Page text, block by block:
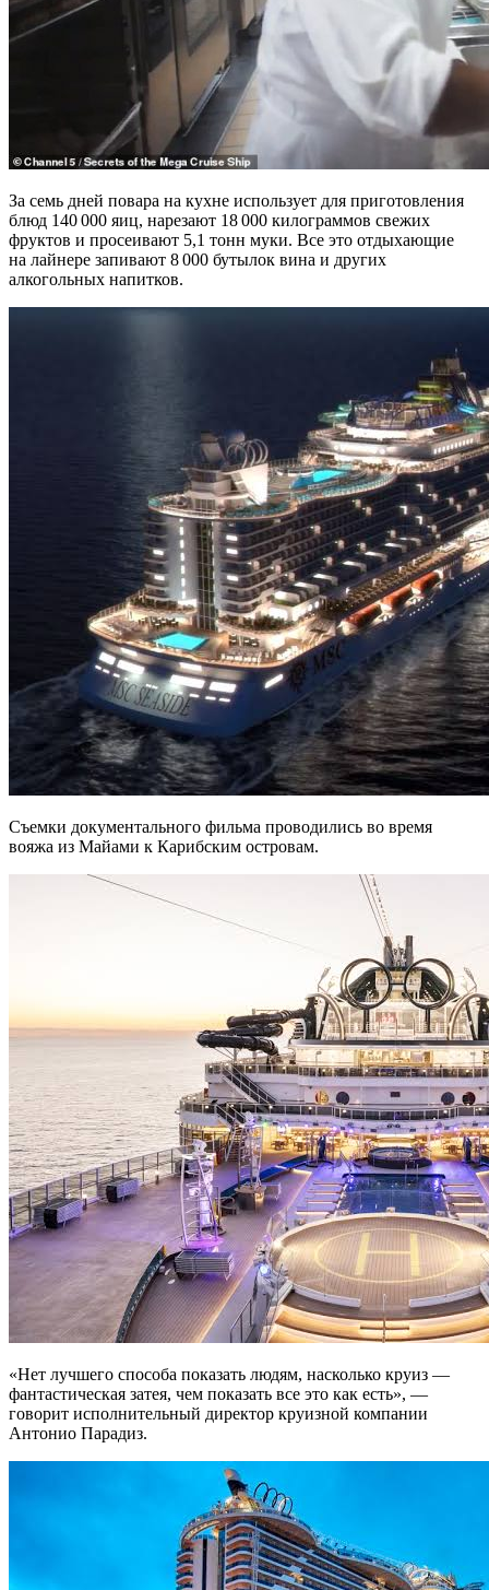
За семь дней повара на кухне использует для приготовления
блюд 140 000 яиц, нарезают 18 000 килограммов свежих
фруктов и просеивают 5,1 тонн муки. Все это отдыхающие
на лайнере запивают 8 000 бутылок вина и других
алкогольных напитков.
Съемки документального фильма проводились во время
вояжа из Майами к Карибским островам.
«Нет лучшего способа показать людям, насколько круиз —
фантастическая затея, чем показать все это как есть», —
говорит исполнительный директор круизной компании
Антонио Парадиз.